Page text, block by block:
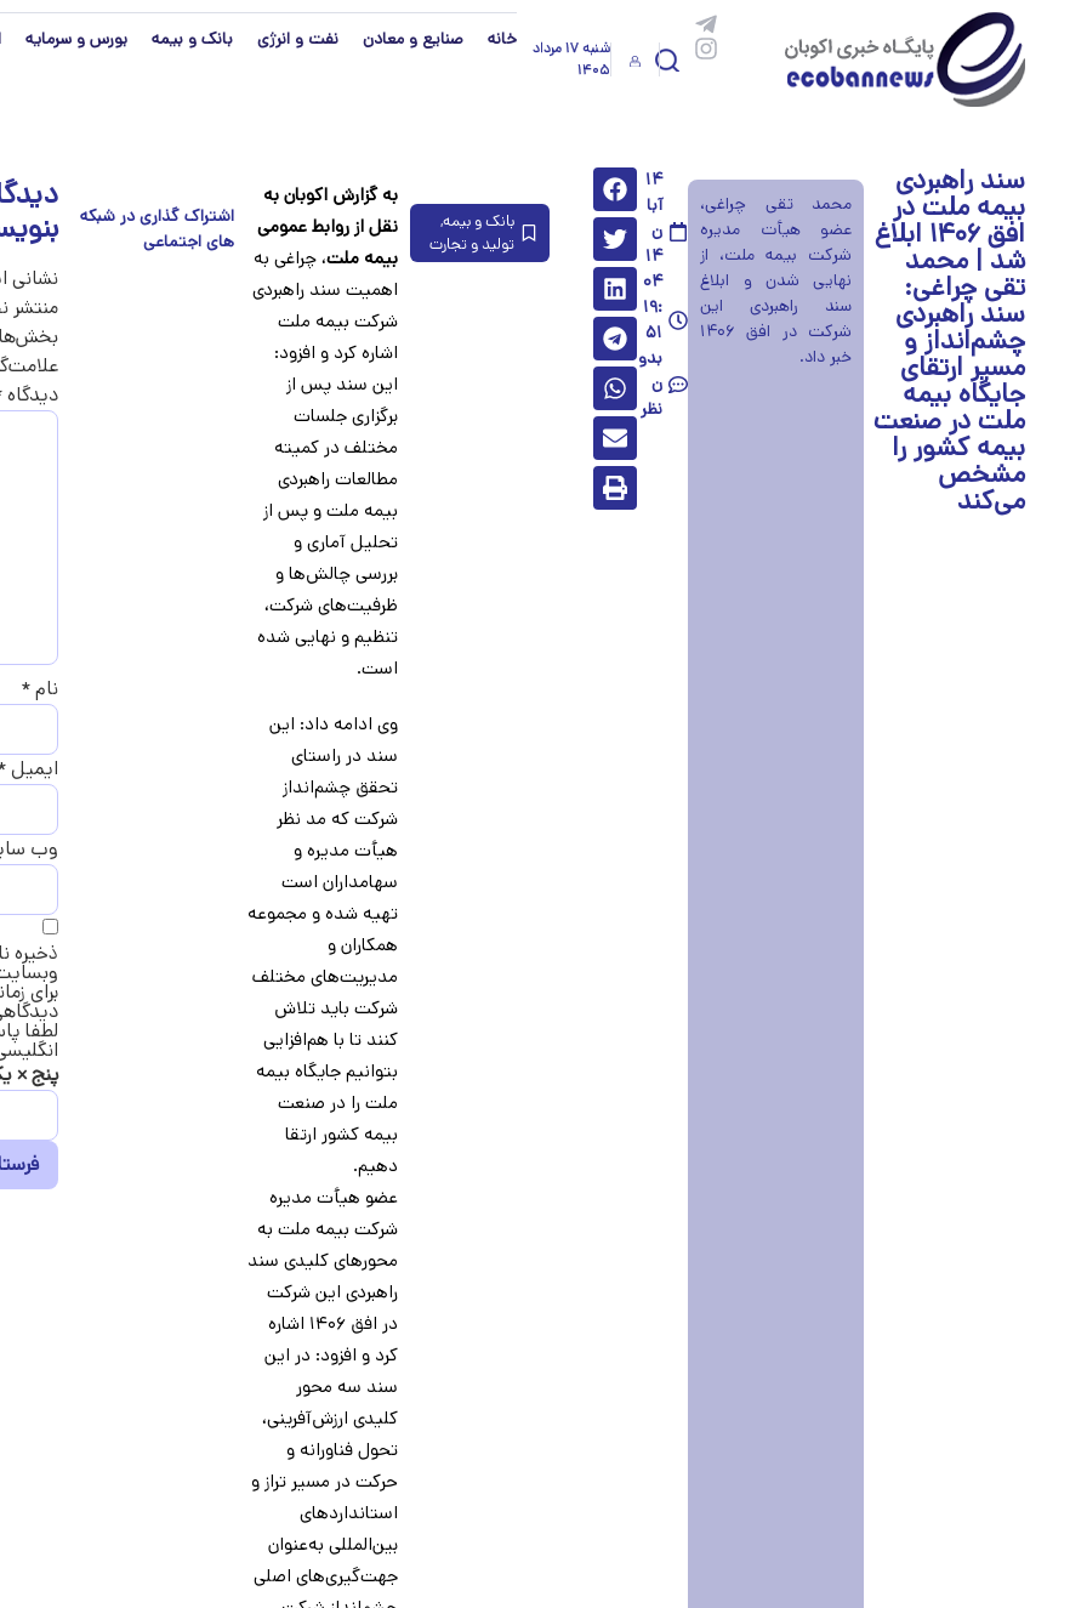
شنبه ۱۷ مرداد
۱۴۰۵
خانه صنایع و معادن نفت و انرژی بانک و بیمه بورس و سرمایه
سند راهبردی
بیمه ملت در
افق ۱۴۰۶ ابلاغ
شد | محمد
تقی چراغی:
سند راهبردی
چشم‌انداز و
مسیر ارتقای
جایگاه بیمه
ملت در صنعت
بیمه کشور را
مشخص
می‌کند
محمد تقی چراغی،
عضو هیأت مدیره
شرکت بیمه ملت، از
نهایی شدن و ابلاغ
سند راهبردی این
شرکت در افق ۱۴۰۶
خبر داد.
۱۴
آبا
ن
۱۴
۰۴
۱۹:
۵۱
بدو
ن
نظر
بانک و بیمه,
تولید و تجارت
به گزارش اکوبان به
نقل از روابط عمومی
بیمه ملت، چراغی به
اهمیت سند راهبردی
شرکت بیمه ملت
اشاره کرد و افزود:
این سند پس از
برگزاری جلسات
مختلف در کمیته
مطالعات راهبردی
بیمه ملت و پس از
تحلیل آماری و
بررسی چالش‌ها و
ظرفیت‌های شرکت،
تنظیم و نهایی شده
است.
وی ادامه داد: این
سند در راستای
تحقق چشم‌انداز
شرکت که مد نظر
هیأت مدیره و
سهامداران است
تهیه شده و مجموعه
همکاران و
مدیریت‌های مختلف
شرکت باید تلاش
کنند تا با هم‌افزایی
بتوانیم جایگاه بیمه
ملت را در صنعت
بیمه کشور ارتقا
دهیم.
عضو هیأت مدیره
شرکت بیمه ملت به
محورهای کلیدی سند
راهبردی این شرکت
در افق ۱۴۰۶ اشاره
کرد و افزود: در این
سند سه محور
کلیدی ارزش‌آفرینی،
تحول فناورانه و
حرکت در مسیر تراز و
استانداردهای
بین‌المللی به‌عنوان
جهت‌گیری‌های اصلی
نشانی
منتشر
دیدگاه
نام*
ایمیل
وب‌
ذخیره
برای
لطفا
پنج ×